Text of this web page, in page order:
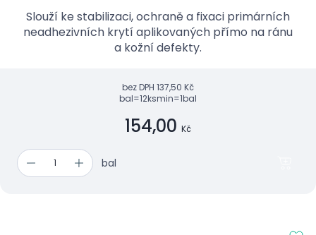
Slouží ke stabilizaci, ochraně a fixaci primárních
neadhezivních krytí aplikovaných přímo na ránu
a kožní defekty.
bez DPH 137,50 Kč
bal=12ksmin=1bal
154,00 Kč
bal